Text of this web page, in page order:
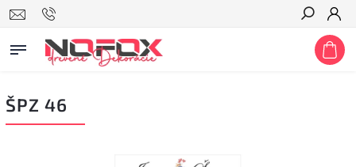
Hľadať
ŠPZ 46